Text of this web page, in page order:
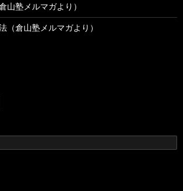
山塾メルマガより）
（倉山塾メルマガより）